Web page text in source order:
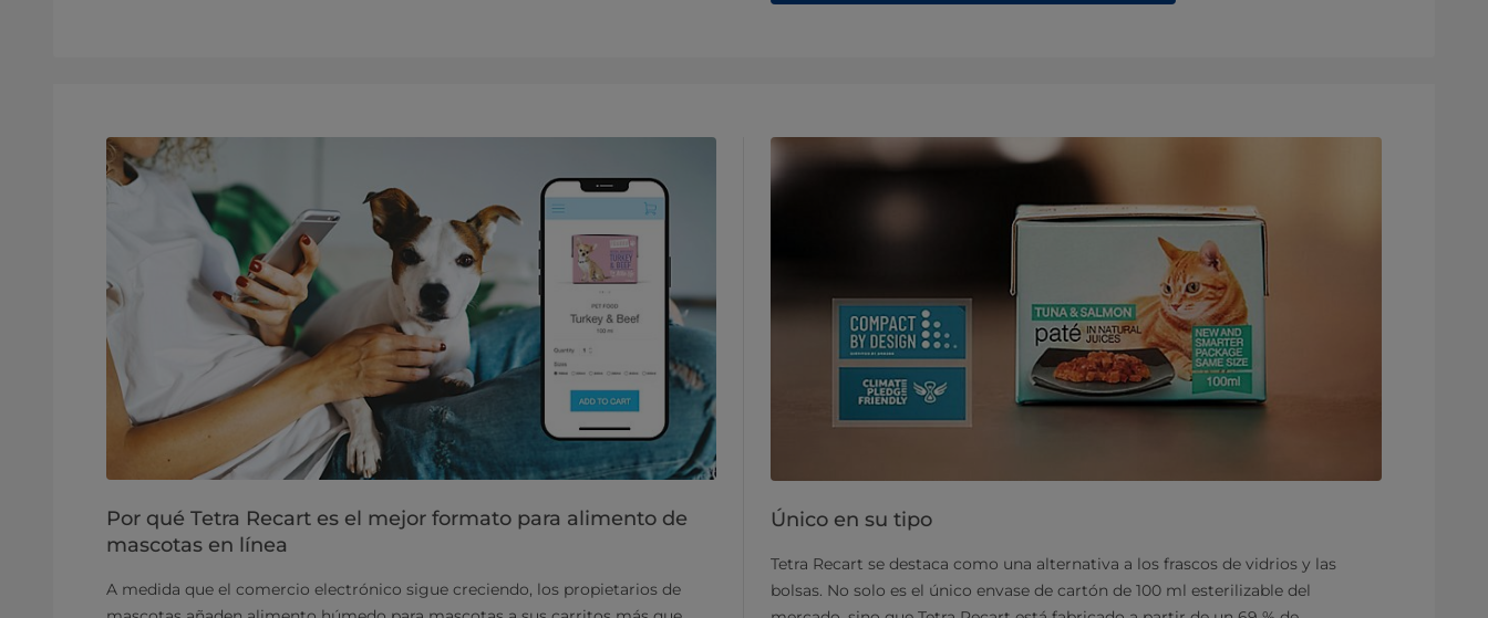
Por qué Tetra Recart es el mejor formato para alimento de
mascotas en línea
A medida que el comercio electrónico sigue creciendo, los propietarios de
Único en su tipo
Tetra Recart se destaca como una alternativa a los frascos de vidrios y las
bolsas. No solo es el único envase de cartón de 100 ml esterilizable del